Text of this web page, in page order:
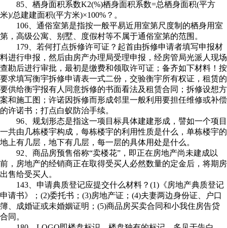
85、栖身面积系数K2(%)栖身面积系数=总栖身面积(平方
米)/总建建面积(平方米)×100%？。
106、通俗室第是指按一般平易近用室第尺度制的栖身用室
第，高级公寓、别墅、度假村等不属于通俗室第的范围。
179、若何打点拆修许可证？起首由拆修申请者填写申报材
料进行申报，然后由房产办理局受理申报，经房管局光派人现场
查勘后进行审批，最初是缴费和领取许可证；备齐如下材料！按
要求填写衡宇拆修申请表一式二份，交验衡宇所有权证，租赁的
要供给衡宇报有人同意拆修的书面看法及租赁合同；拆修设想方
案和施工图；许诺因拆修而形成邻里一般利用要担任维修或补偿
的许诺书；打点白蚁防治手续。
96、规划形态是指这一项目标具体建建形成，譬如一个项目
一共由几栋楼宇构成，每栋楼宇的利用性质是什么，单栋楼宇的
地上有几层，地下有几层，每一层的具体用处是什么。
92、商品房预售俗称“卖楼花”，即正在房地产尚未建成以
前，房地产的经销商正在取得受买人必然数量的定金后，将期房
出售给受买人。
143、申请典质登记应提交什么材料？(1)《房地产典质登记
申请书》；(2)委托书；(3)房地产证；(4)夫妻两边身份证、户口
簿、成婚证或未婚姻证明；(5)商品房买卖合同和小我住房告贷
合同。